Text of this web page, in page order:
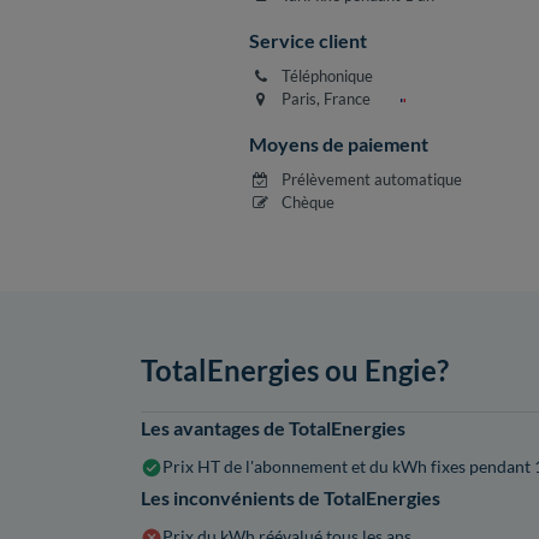
Service client
Téléphonique
Paris, France
Moyens de paiement
Prélèvement automatique
Chèque
TotalEnergies ou Engie?
Les avantages de TotalEnergies
Prix HT de l'abonnement et du kWh fixes pendant
Les inconvénients de TotalEnergies